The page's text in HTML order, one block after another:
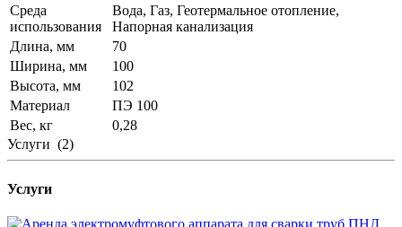
Среда
использования
Вода, Газ, Геотермальное отопление,
Напорная канализация
Длина, мм
70
Ширина, мм
100
Высота, мм
102
Материал
ПЭ 100
Вес, кг
0,28
Услуги (2)
Услуги